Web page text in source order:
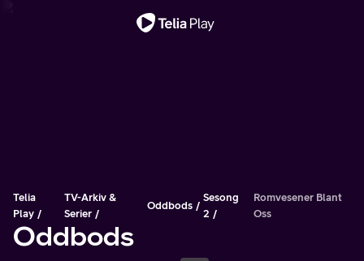
Telia
Play
TV-Arkiv &
Serier
Oddbods
Sesong
2
Romvesener Blant
Oss
Oddbods